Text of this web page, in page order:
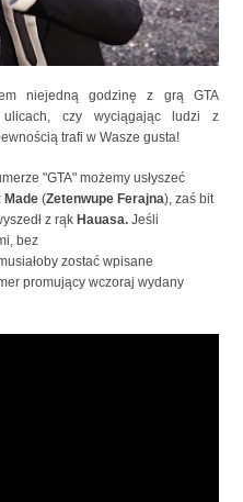
niejedną godzinę z grą GTA
czy wyciągając ludzi z
trafi w Wasze gusta!
"GTA" możemy usłyszeć
Made (Zetenwupe Ferajna), zaś bit
z rąk Hauasa. Jeśli
bez
zostać wpisane
promujący wczoraj wydany